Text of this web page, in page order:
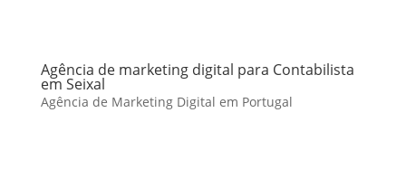
Agência de marketing digital para Contabilista
em Seixal
Agência de Marketing Digital em Portugal